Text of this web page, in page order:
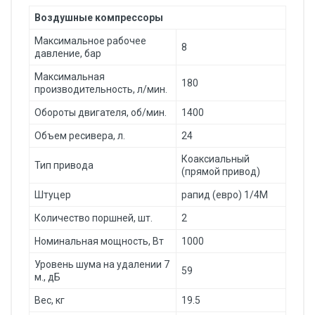
Воздушные компрессоры
Максимальное рабочее
давление, бар
8
Максимальная
производительность, л/мин.
180
Обороты двигателя, об/мин. 1400
Объем ресивера, л. 24
Тип привода
Коаксиальный
(прямой привод)
Штуцер рапид (евро) 1/4М
Количество поршней, шт. 2
Номинальная мощность, Вт 1000
Уровень шума на удалении 7
м., дБ
59
Вес, кг 19.5